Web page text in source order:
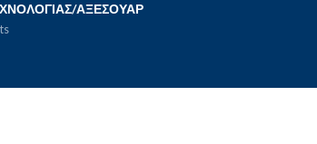
ΑΞΕΣΟΥΆΡ